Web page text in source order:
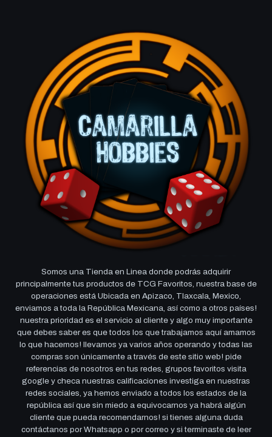
Somos una Tienda en Linea donde podrás adquirir
principalmente tus productos de TCG Favoritos, nuestra base de
operaciones está Ubicada en Apizaco, Tlaxcala, Mexico,
enviamos a toda la República Mexicana, así como a otros países!
nuestra prioridad es el servicio al cliente y algo muy importante
que debes saber es que todos los que trabajamos aquí amamos
lo que hacemos! llevamos ya varios años operando y todas las
compras son únicamente a través de este sitio web! pide
referencias de nosotros en tus redes, grupos favoritos visita
google y checa nuestras calificaciones investiga en nuestras
redes sociales, ya hemos enviado a todos los estados de la
república así que sin miedo a equivocarnos ya habrá algún
cliente que pueda recomendarnos! si tienes alguna duda
contáctanos por Whatsapp o por correo y si terminaste de leer